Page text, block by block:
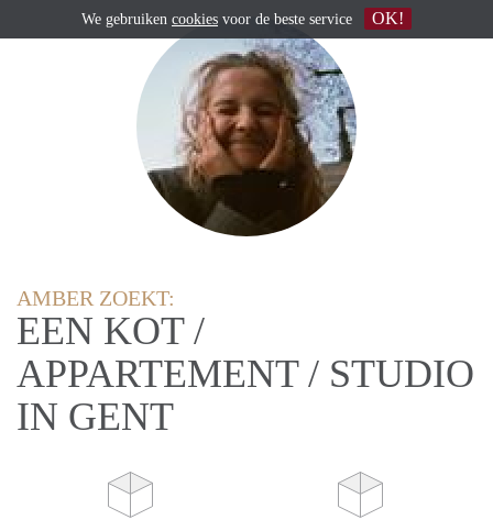
AMBER ZOEKT:
EEN KOT /
APPARTEMENT / STUDIO
IN GENT
We gebruiken cookies voor de beste service OK!